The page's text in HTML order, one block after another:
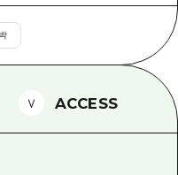
거리 관광안내소
ACCESS